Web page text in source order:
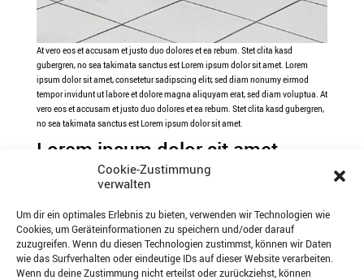
Cookie-Zustimmung
verwalten
Um dir ein optimales Erlebnis zu bieten, verwenden wir Technologien wie
Cookies, um Geräteinformationen zu speichern und/oder darauf
zuzugreifen. Wenn du diesen Technologien zustimmst, können wir Daten
wie das Surfverhalten oder eindeutige IDs auf dieser Website verarbeiten.
Wenn du deine Zustimmung nicht erteilst oder zurückziehst, können
At vero eos et accusam et justo duo dolores et ea rebum. Stet clita kasd
gubergren, no sea takimata sanctus est Lorem ipsum dolor sit amet. Lorem
ipsum dolor sit amet, consetetur sadipscing elitr, sed diam nonumy eirmod
tempor invidunt ut labore et dolore magna aliquyam erat, sed diam voluptua. At
vero eos et accusam et justo duo dolores et ea rebum. Stet clita kasd gubergren,
no sea takimata sanctus est Lorem ipsum dolor sit amet.
Lorem ipsum dolor sit amet,
consetetur sadipscing elitr, sed
diam nonumy eirmod tempor
invidunt ut labore et dolore
magna aliquyam erat, sed diam
voluptua.